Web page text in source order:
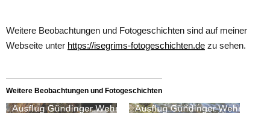
Weitere Beobachtungen und Fotogeschichten sind auf meiner
Webseite unter https://isegrims-fotogeschichten.de zu sehen.
Weitere Beobachtungen und Fotogeschichten